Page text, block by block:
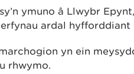
ymuno â Llwybr
ardal hyfforddiant
yn ein
rhwymo.